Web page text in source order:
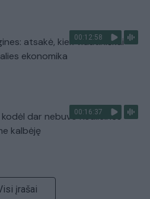
00:12:58
atsakė, kiek vidutiniškai
ekonomika
00:16:37
dar nebuvo Koalicinės
kalbėję
įrašai